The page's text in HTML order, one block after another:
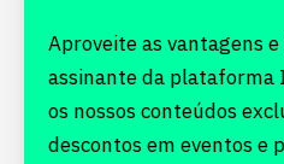
Aproveite as vantagens
assinante da plataforma
os nossos conteúdos
descontos em eventos e